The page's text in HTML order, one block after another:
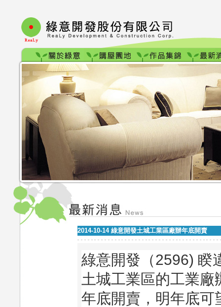
2014-10-14 綠意開發土城工業區廠辦年底開賣
綠意開發（2596) 睽
土城工業區的工業廠
年底開賣，明年底可